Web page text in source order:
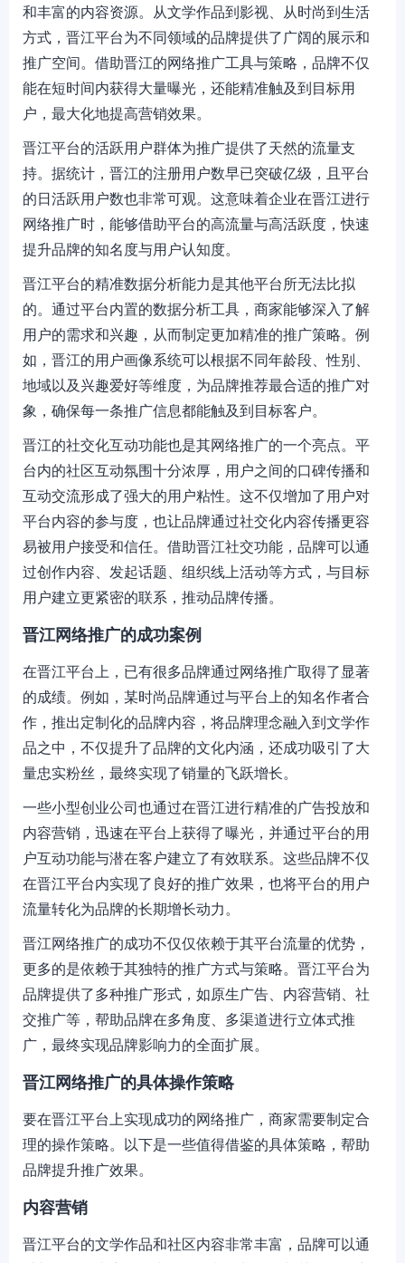
和丰富的内容资源。从文学作品到影视、从时尚到生活
方式，晋江平台为不同领域的品牌提供了广阔的展示和
推广空间。借助晋江的网络推广工具与策略，品牌不仅
能在短时间内获得大量曝光，还能精准触及到目标用
户，最大化地提高营销效果。
晋江平台的活跃用户群体为推广提供了天然的流量支
持。据统计，晋江的注册用户数早已突破亿级，且平台
的日活跃用户数也非常可观。这意味着企业在晋江进行
网络推广时，能够借助平台的高流量与高活跃度，快速
提升品牌的知名度与用户认知度。
晋江平台的精准数据分析能力是其他平台所无法比拟
的。通过平台内置的数据分析工具，商家能够深入了解
用户的需求和兴趣，从而制定更加精准的推广策略。例
如，晋江的用户画像系统可以根据不同年龄段、性别、
地域以及兴趣爱好等维度，为品牌推荐最合适的推广对
象，确保每一条推广信息都能触及到目标客户。
晋江的社交化互动功能也是其网络推广的一个亮点。平
台内的社区互动氛围十分浓厚，用户之间的口碑传播和
互动交流形成了强大的用户粘性。这不仅增加了用户对
平台内容的参与度，也让品牌通过社交化内容传播更容
易被用户接受和信任。借助晋江社交功能，品牌可以通
过创作内容、发起话题、组织线上活动等方式，与目标
用户建立更紧密的联系，推动品牌传播。
晋江网络推广的成功案例
在晋江平台上，已有很多品牌通过网络推广取得了显著
的成绩。例如，某时尚品牌通过与平台上的知名作者合
作，推出定制化的品牌内容，将品牌理念融入到文学作
品之中，不仅提升了品牌的文化内涵，还成功吸引了大
量忠实粉丝，最终实现了销量的飞跃增长。
一些小型创业公司也通过在晋江进行精准的广告投放和
内容营销，迅速在平台上获得了曝光，并通过平台的用
户互动功能与潜在客户建立了有效联系。这些品牌不仅
在晋江平台内实现了良好的推广效果，也将平台的用户
流量转化为品牌的长期增长动力。
晋江网络推广的成功不仅仅依赖于其平台流量的优势，
更多的是依赖于其独特的推广方式与策略。晋江平台为
品牌提供了多种推广形式，如原生广告、内容营销、社
交推广等，帮助品牌在多角度、多渠道进行立体式推
广，最终实现品牌影响力的全面扩展。
晋江网络推广的具体操作策略
要在晋江平台上实现成功的网络推广，商家需要制定合
理的操作策略。以下是一些值得借鉴的具体策略，帮助
品牌提升推广效果。
内容营销
晋江平台的文学作品和社区内容非常丰富，品牌可以通